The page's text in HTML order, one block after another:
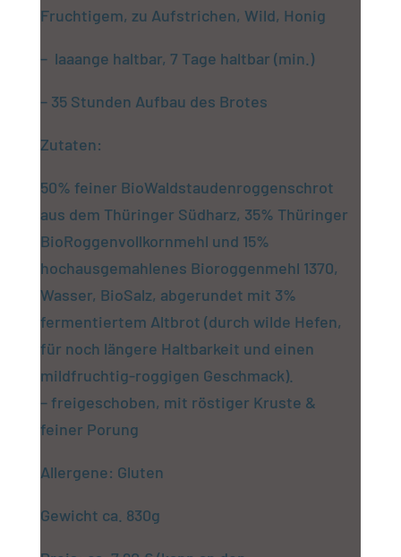
Fruchtigem, zu Aufstrichen, Wild, Honig
– laaange haltbar, 7 Tage haltbar (min.)
– 35 Stunden Aufbau des Brotes
Zutaten:
50% feiner BioWaldstaudenroggenschrot
aus dem Thüringer Südharz, 35% Thüringer
BioRoggenvollkornmehl und 15%
hochausgemahlenes Bioroggenmehl 1370,
Wasser, BioSalz, abgerundet mit 3%
fermentiertem Altbrot (durch wilde Hefen,
für noch längere Haltbarkeit und einen
mildfruchtig-roggigen Geschmack).
– freigeschoben, mit röstiger Kruste &
feiner Porung
Allergene: Gluten
Gewicht ca. 830g